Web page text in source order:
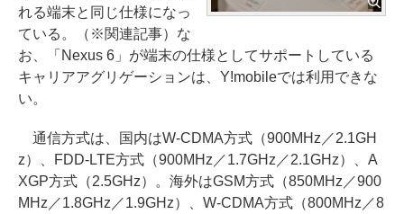
れる端末と同じ仕様になっ
ている。（※関連記事）な
お、「Nexus 6」が端末の仕様としてサポートしている
キャリアアグリゲーションは、Y!mobileでは利用できな
い。
通信方式は、国内はW-CDMA方式（900MHz／2.1GH
z）、FDD-LTE方式（900MHz／1.7GHz／2.1GHz）、A
XGP方式（2.5GHz）。海外はGSM方式（850MHz／900
MHz／1.8GHz／1.9GHz）、W-CDMA方式（800MHz／8